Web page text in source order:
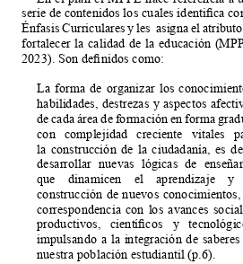
serie de contenidos los cuales identica
Énfasis Curriculares y les  asigna el
fortalecer la calidad de la educación
2023). Son denidos como:
La forma de organizar los
habilidades, destrezas y aspectos
de cada área de formación en forma
con complejidad creciente vitales
la construcción de la ciudadanía, es
desarrollar nuevas lógicas de
que dinamicen el aprendizaje
construcción de nuevos
correspondencia con los avances
productivos, cientícos y
impulsando a la integración de
nuestra población estudiantil (p.6).